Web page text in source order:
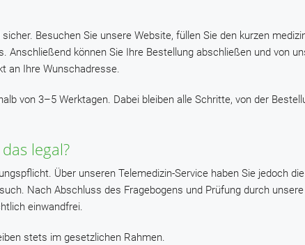
Besuchen Sie unsere Website, füllen Sie den kurzen
Anschließend können Sie Ihre Bestellung abschließen und von
an Ihre Wunschadresse.
von 3–5 Werktagen. Dabei bleiben alle Schritte, von der
legal?
Über unseren Telemedizin-Service haben Sie jedoch
Nach Abschluss des Fragebogens und Prüfung durch
einwandfrei.
stets im gesetzlichen Rahmen.